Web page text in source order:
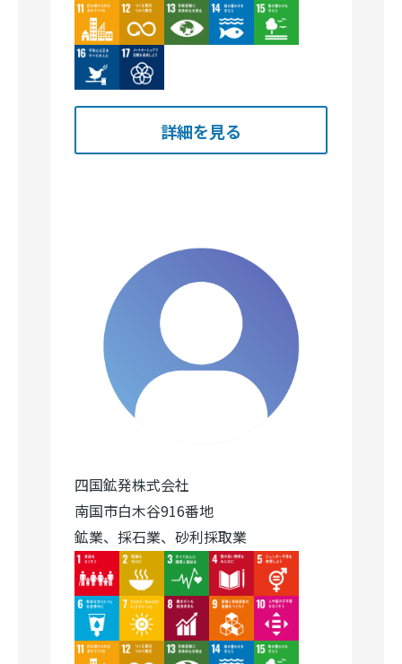
Image Image Image Image Image
Image Image
詳細を見る
四国鉱発株式会社
南国市白木谷916番地
鉱業、採石業、砂利採取業
Image
Image Image Image Image
Image Image Image Image Image
Image Image Image Image Image